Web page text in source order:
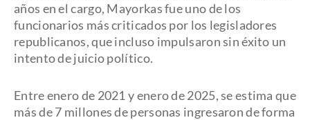
años en el cargo, Mayorkas fue uno de los
funcionarios más criticados por los legisladores
republicanos, que incluso impulsaron sin éxito un
intento de juicio político.
Entre enero de 2021 y enero de 2025, se estima que
más de 7 millones de personas ingresaron de forma